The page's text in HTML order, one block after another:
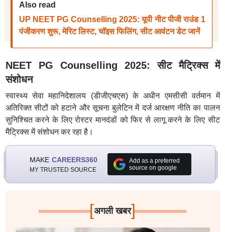
Also read
UP NEET PG Counselling 2025: यूपी नीट पीजी राउंड 1
पंजीकरण शुरू, मेरिट लिस्ट, चॉइस फिलिंग, सीट आवंटन डेट जानें
NEET PG Counselling 2025: सीट मैट्रिक्स में
संशोधन
स्वास्थ्य सेवा महानिदेशालय (डीजीएचएस) के अधीन एमसीसी वर्तमान में
अतिरिक्त सीटों को हटाने और सूचना बुलेटिन में दर्ज आरक्षण नीति का पालन
सुनिश्चित करने के लिए रोस्टर मानदंडों को फिर से लागू करने के लिए सीट
मैट्रिक्स में संशोधन कर रहा है।
MAKE CAREERS360
MY TRUSTED SOURCE
Add as a preferred
source on google
[अगली खबर]